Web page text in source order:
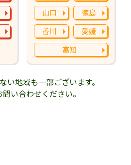
山口
徳島
香川
愛媛
高知
い地域も一部ございます。
い合わせください。